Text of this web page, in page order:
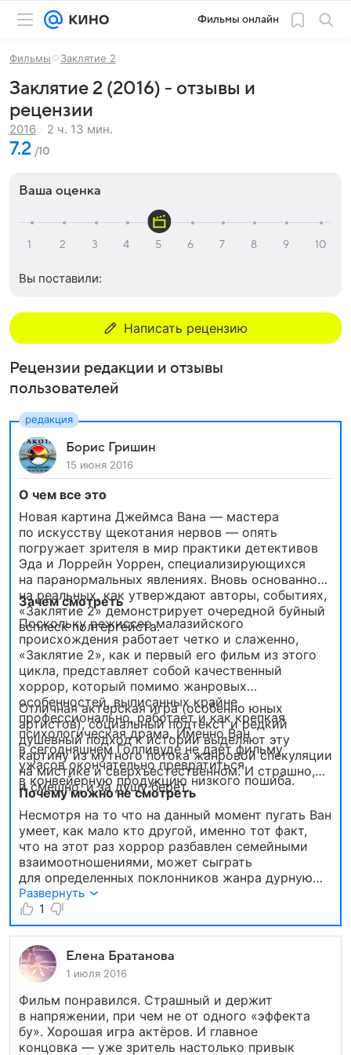
Фильмы онлайн
Фильмы Заклятие 2
Заклятие 2 (2016) - отзывы и
рецензии
2016 2 ч. 13 мин.
7.2 /10
Ваша оценка
Вы поставили:
Написать рецензию
Рецензии редакции и отзывы
пользователей
Борис Гришин
15 июня 2016
О чем все это
Новая картина Джеймса Вана — мастера
по искусству щекотания нервов — опять
погружает зрителя в мир практики детективов
Эда и Лоррейн Уоррен, специализирующихся
на паранормальных явлениях. Вновь основанное
на реальных, как утверждают авторы, событиях,
«Заклятие 2» демонстрирует очередной буйный
всплеск полтергейста.
Зачем смотреть
Поскольку режиссер малазийского
происхождения работает четко и слаженно,
«Заклятие 2», как и первый его фильм из этого
цикла, представляет собой качественный
хоррор, который помимо жанровых
особенностей, выписанных крайне
профессионально, работает и как крепкая
психологическая драма. Именно Ван
в сегодняшнем Голливуде не дает фильму
ужасов окончательно превратиться
в конвейерную продукцию низкого пошиба.
Отличная актерская игра (особенно юных
артистов), социальный подтекст и редкий
душевный подход к истории выделяют эту
картину из мутного потока жанровой спекуляции
на мистике и сверхъестественном. И страшно,
и смешно, и за душу берет.
Почему можно не смотреть
Несмотря на то что на данный момент пугать Ван
умеет, как мало кто другой, именно тот факт,
что на этот раз хоррор разбавлен семейными
взаимоотношениями, может сыграть
для определенных поклонников жанра дурную
шутку. Поэтому зритель, желающий на время
погрузиться в более «мясистый» ад, может
пропустить второе «Заклятие». Тем более
что на подходе очередная «Пила» от того же
Джеймса Вана. И там, скорее всего, не будет
места для сантиментов.
Развернуть
1
Елена Братанова
1 июля 2016
Фильм понравился. Страшный и держит
в напряжении, при чем не от одного «эффекта
бу». Хорошая игра актёров. И главное
концовка — уже зритель настолько привык